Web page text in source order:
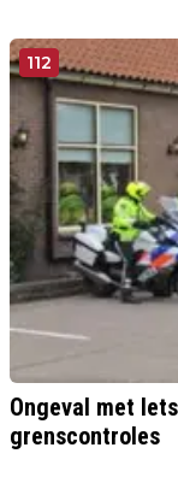
112
Ongeval met
grenscontroles